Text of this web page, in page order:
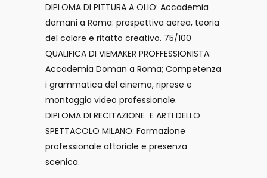
DIPLOMA DI PITTURA A OLIO: Accademia
domani a Roma: prospettiva aerea, teoria
del colore e ritatto creativo. 75/100
QUALIFICA DI VIEMAKER PROFFESSIONISTA:
Accademia Doman a Roma; Competenza
i grammatica del cinema, riprese e
montaggio video professionale.
DIPLOMA DI RECITAZIONE E ARTI DELLO
SPETTACOLO MILANO: Formazione
professionale attoriale e presenza
scenica.